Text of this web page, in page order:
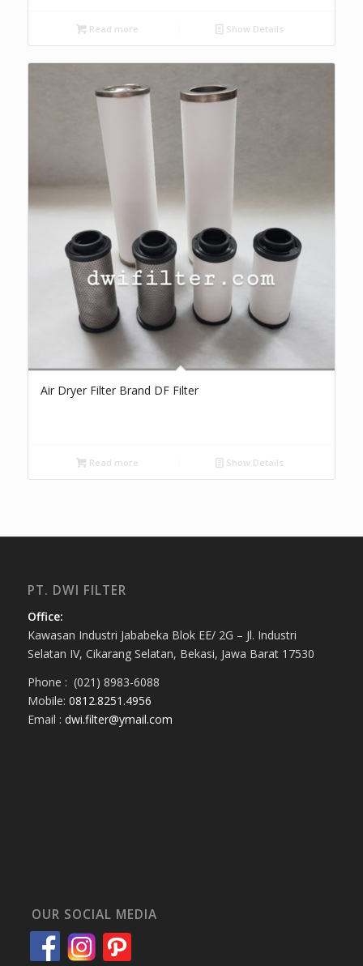
Read more Show Details
Air Dryer Filter Brand DF Filter
Read more Show Details
PT. DWI FILTER
Office:
Kawasan Industri Jababeka Blok EE/ 2G – Jl. Industri
Selatan IV, Cikarang Selatan, Bekasi, Jawa Barat 17530
Phone : (021) 8983-6088
Mobile: 0812.8251.4956
Email : dwi.filter@ymail.com
OUR SOCIAL MEDIA